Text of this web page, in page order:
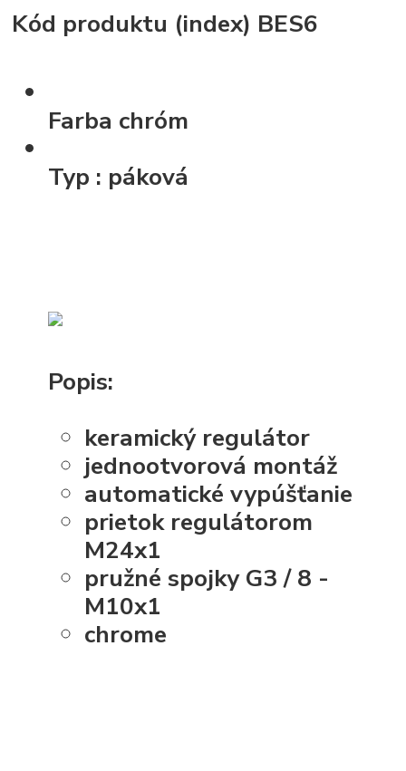
Kód produktu (index) BES6
Farba chróm
Typ : páková
Popis:
keramický regulátor
jednootvorová montáž
automatické vypúšťanie
prietok regulátorom
M24x1
pružné spojky G3 / 8 -
M10x1
chrome